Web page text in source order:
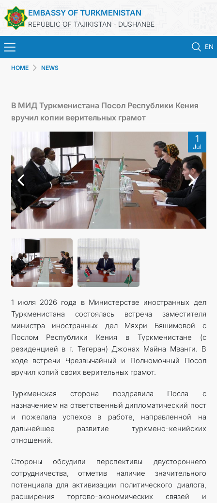
EMBASSY OF TURKMENISTAN
REPUBLIC OF TAJIKISTAN - DUSHANBE
EN
TURKMENISTAN
CONSULAR SERVICES
MFA
CONTACT US
HOME NEWS
В МИД Туркменистана Посол Республики Кения
вручил копии верительных грамот
1
Jul
1 июля 2026 года в Министерстве иностранных дел
Туркменистана состоялась встреча заместителя
министра иностранных дел Мяхри Бяшимовой с
Послом Республики Кения в Туркменистане (с
резиденцией в г. Тегеран) Джонах Майна Мванги. В
ходе встречи Чрезвычайный и Полномочный Посол
вручил копий своих верительных грамот.
Туркменская сторона поздравила Посла с
назначением на ответственный дипломатический пост
и пожелала успехов в работе, направленной на
дальнейшее развитие туркмено-кенийских
отношений.
Стороны обсудили перспективы двустороннего
сотрудничества, отметив наличие значительного
потенциала для активизации политического диалога,
расширения торгово-экономических связей и